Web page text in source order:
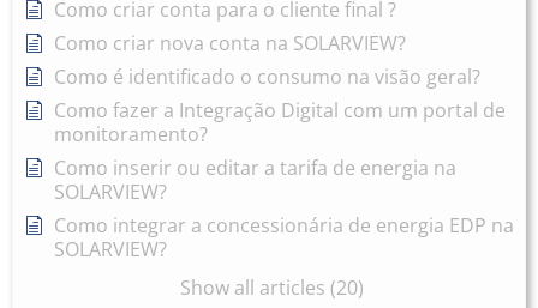
Como criar conta para o cliente final ?
Como criar nova conta na SOLARVIEW?
Como é identificado o consumo na visão geral?
Como fazer a Integração Digital com um portal de
monitoramento?
Como inserir ou editar a tarifa de energia na
SOLARVIEW?
Como integrar a concessionária de energia EDP na
SOLARVIEW?
Show all articles (20)